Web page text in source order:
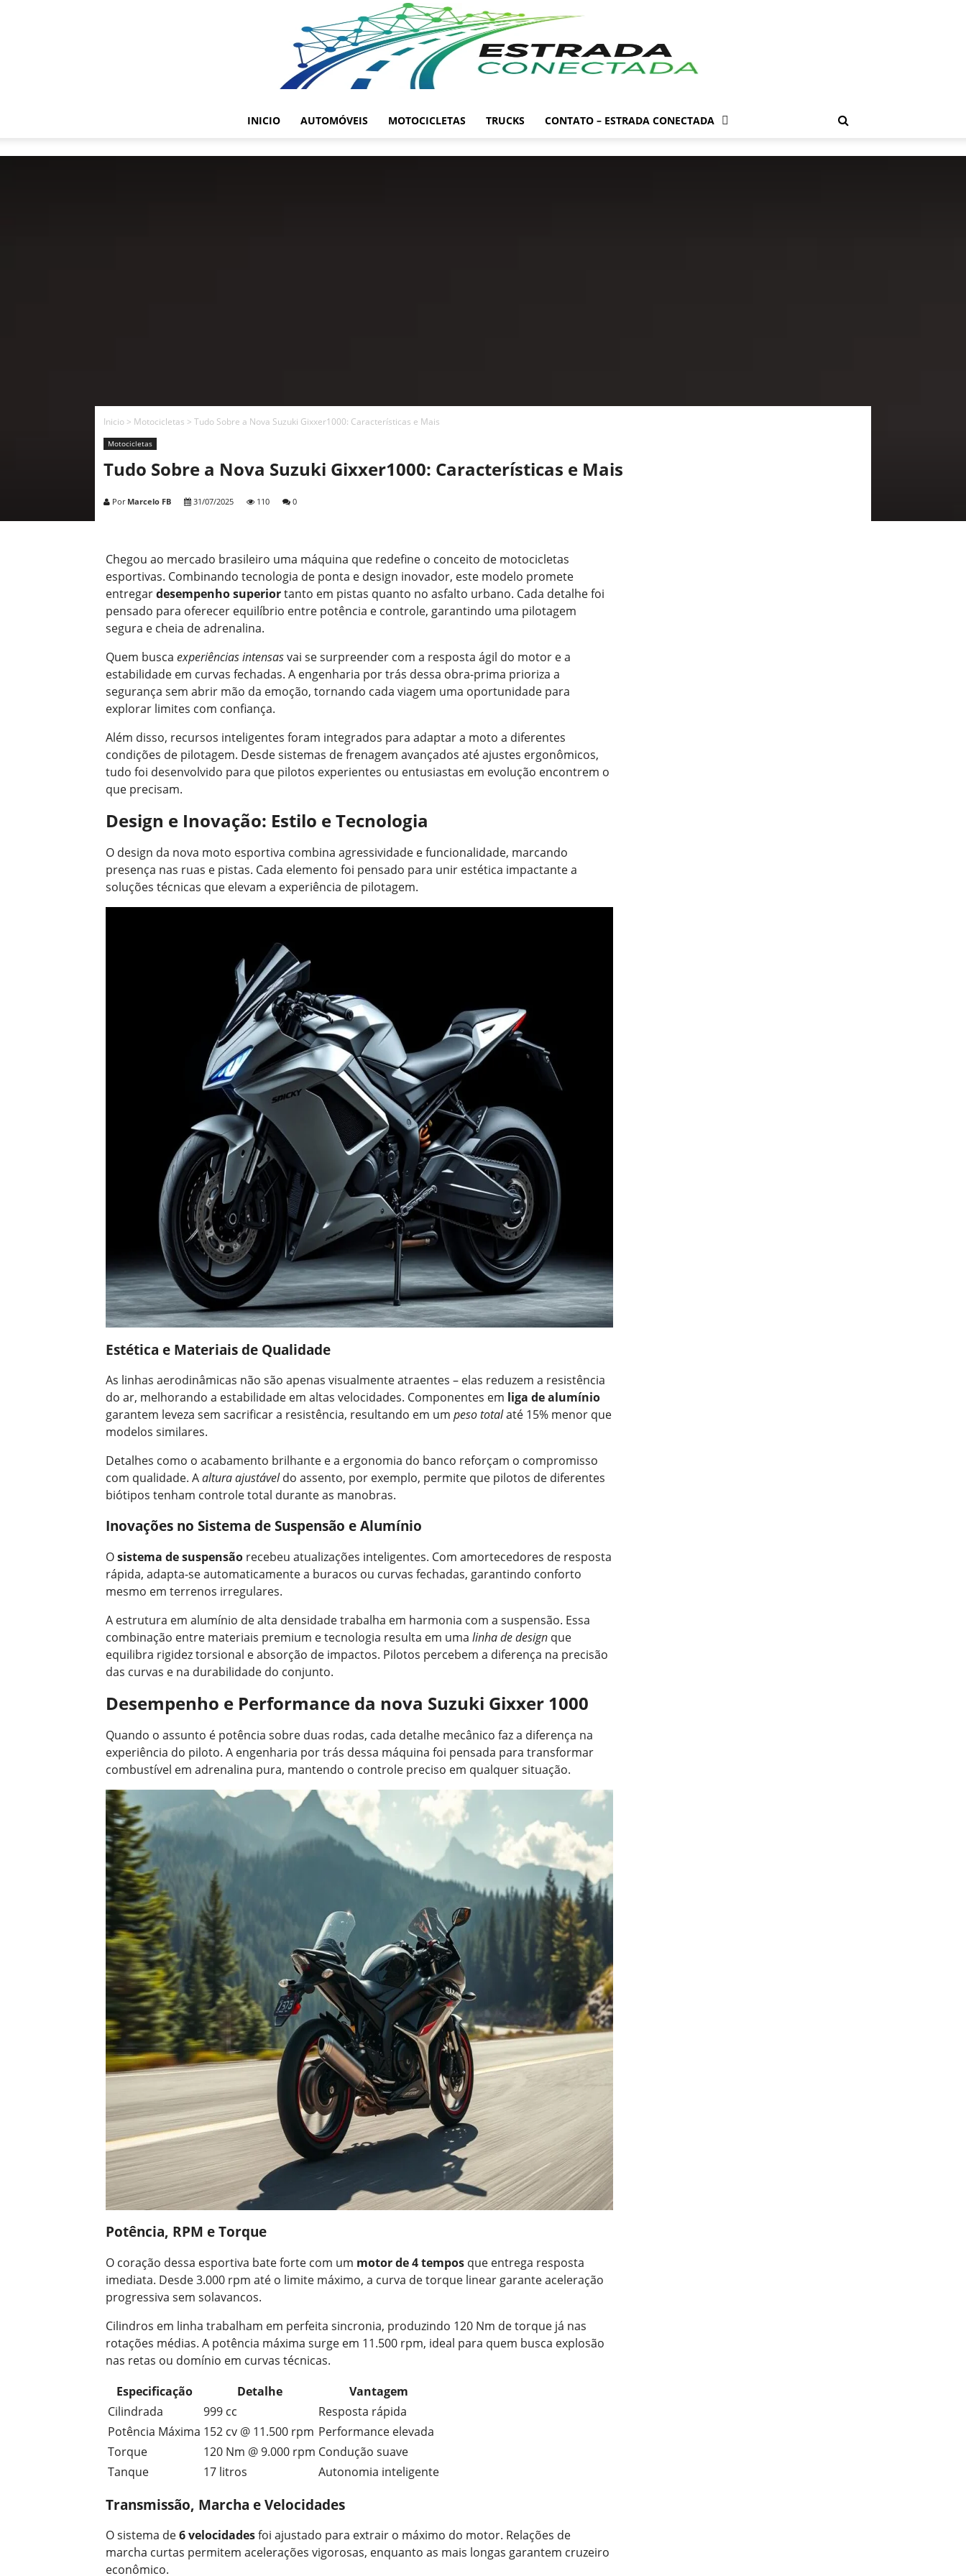
INICIO AUTOMÓVEIS MOTOCICLETAS TRUCKS CONTATO – ESTRADA CONECTADA
Inicio > Motocicletas > Tudo Sobre a Nova Suzuki Gixxer1000: Características e Mais
Motocicletas
Tudo Sobre a Nova Suzuki Gixxer1000: Características e Mais
Por Marcelo FB 31/07/2025 110 0
Chegou ao mercado brasileiro uma máquina que redefine o conceito de motocicletas
esportivas. Combinando tecnologia de ponta e design inovador, este modelo promete
entregardesempenho superiortanto em pistas quanto no asfalto urbano. Cada detalhe foi
pensado para oferecer equilíbrio entre potência e controle, garantindo uma pilotagem
segura e cheia de adrenalina.
Quem busca experiências intensasvai se surpreender com a resposta ágil do motor e a
estabilidade em curvas fechadas. A engenharia por trás dessa obra-prima prioriza a
segurança sem abrir mão da emoção, tornando cada viagem uma oportunidade para
explorar limites com confiança.
Além disso, recursos inteligentes foram integrados para adaptar a moto a diferentes
condições de pilotagem. Desde sistemas de frenagem avançados até ajustes ergonômicos,
tudo foi desenvolvido para que pilotos experientes ou entusiastas em evolução encontrem o
que precisam.
Design e Inovação: Estilo e Tecnologia
O design da nova moto esportiva combina agressividade e funcionalidade, marcando
presença nas ruas e pistas. Cada elemento foi pensado para unir estética impactante a
soluções técnicas que elevam a experiência de pilotagem.
Estética e Materiais de Qualidade
As linhas aerodinâmicas não são apenas visualmente atraentes – elas reduzem a resistência
do ar, melhorando a estabilidade em altas velocidades. Componentes em liga de alumínio
garantem leveza sem sacrificar a resistência, resultando em um peso totalaté 15% menor que
modelos similares.
Detalhes como o acabamento brilhante e a ergonomia do banco reforçam o compromisso
com qualidade. Aaltura ajustáveldo assento, por exemplo, permite que pilotos de diferentes
biótipos tenham controle total durante as manobras.
Inovações no Sistema de Suspensão e Alumínio
Osistema de suspensão recebeu atualizações inteligentes. Com amortecedores de resposta
rápida, adapta-se automaticamente a buracos ou curvas fechadas, garantindo conforto
mesmo em terrenos irregulares.
A estrutura em alumínio de alta densidade trabalha em harmonia com a suspensão. Essa
combinação entre materiais premium e tecnologia resulta em uma linha de design que
equilibra rigidez torsional e absorção de impactos. Pilotos percebem a diferença na precisão
das curvas e na durabilidade do conjunto.
Desempenho e Performance da nova Suzuki Gixxer 1000
Quando o assunto é potência sobre duas rodas, cada detalhe mecânico faz a diferença na
experiência do piloto. A engenharia por trás dessa máquina foi pensada para transformar
combustível em adrenalina pura, mantendo o controle preciso em qualquer situação.
Potência, RPM e Torque
O coração dessa esportiva bate forte com um motor de 4 tempos que entrega resposta
imediata. Desde 3.000 rpm até o limite máximo, a curva de torque linear garante aceleração
progressiva sem solavancos.
Cilindros em linha trabalham em perfeita sincronia, produzindo 120 Nm de torque já nas
rotações médias. A potência máxima surge em 11.500 rpm, ideal para quem busca explosão
nas retas ou domínio em curvas técnicas.
Especificação
Detalhe
Vantagem
Cilindrada
999 cc
Resposta rápida
Potência Máxima 152 cv @ 11.500 rpm Performance elevada
Torque
120 Nm @ 9.000 rpm Condução suave
Tanque
17 litros Autonomia inteligente
Transmissão, Marcha e Velocidades
O sistema de6 velocidadesfoi ajustado para extrair o máximo do motor. Relações de
marcha curtas permitem acelerações vigorosas, enquanto as mais longas garantem cruzeiro
econômico.